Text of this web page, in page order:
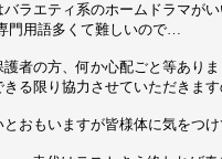
ラエティ系のホームドラマが
門用語多くて難しいので…
護者の方、何か心配ごと等あり
る限り協力させていただきます
おもいますが皆様体に気をつけ